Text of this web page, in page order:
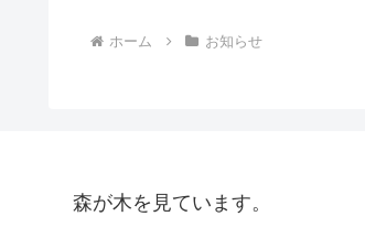
ホーム お知らせ
森が木を見ています。